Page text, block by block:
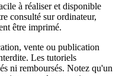
à réaliser et disponible
consulté sur ordinateur,
être imprimé.
vente ou publication
Les tutoriels
ni remboursés. Notez qu'un